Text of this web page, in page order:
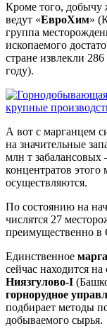
Кроме того, добычу
ведут «ЕвроХим»
группа
ископаемого
стране извлекли
году).
А вот с марганцем
на значительные
млн т
концентратов этого
осуществляются.
По состоянию на
числятся 27
преимущественно в
Единственное
сейчас находится
Ниязгулово-I
горнорудное
подбирает методы
добываемого сырья.